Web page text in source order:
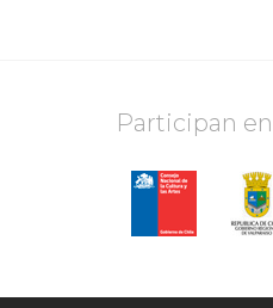
Participan